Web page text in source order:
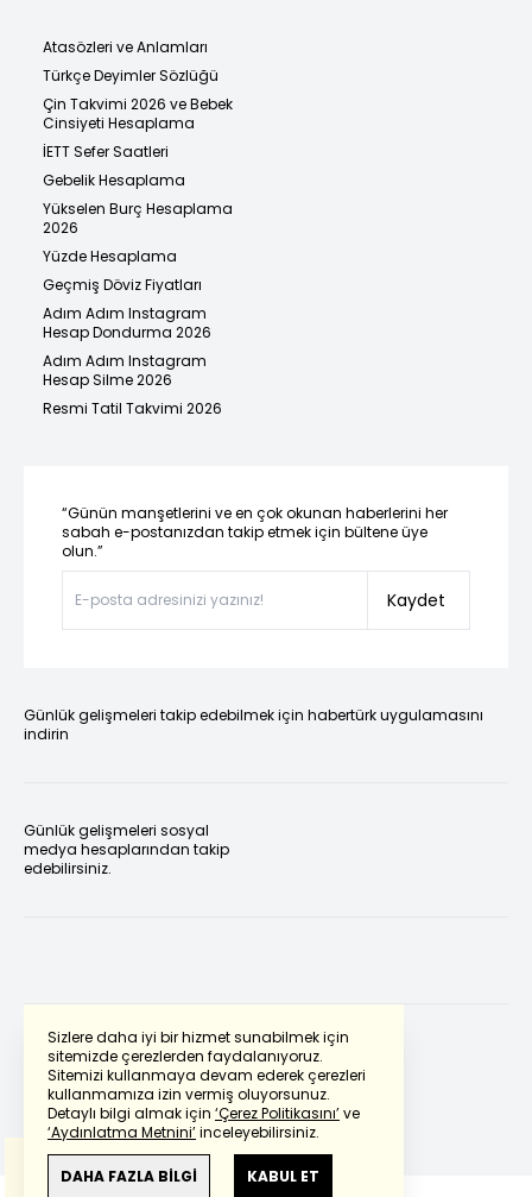
Sizlere daha iyi bir hizmet sunabilmek için
sitemizde çerezlerden faydalanıyoruz.
Sitemizi kullanmaya devam ederek çerezleri
kullanmamıza izin vermiş oluyorsunuz.
Detaylı bilgi almak için ‘Çerez Politikasını’ve
‘Aydınlatma Metnini’inceleyebilirsiniz.
DAHA FAZLA BİLGİ KABUL ET
Atasözleri ve Anlamları
Türkçe Deyimler Sözlüğü
Çin Takvimi 2026 ve Bebek
Cinsiyeti Hesaplama
İETT Sefer Saatleri
Gebelik Hesaplama
Yükselen Burç Hesaplama
2026
Yüzde Hesaplama
Geçmiş Döviz Fiyatları
Adım Adım Instagram
Hesap Dondurma 2026
Adım Adım Instagram
Hesap Silme 2026
Resmi Tatil Takvimi 2026
“Günün manşetlerini ve en çok okunan haberlerini her
sabah e-postanızdan takip etmek için bültene üye
olun.”
Kaydet
Günlük gelişmeleri takip edebilmek için habertürk uygulamasını
indirin
Günlük gelişmeleri sosyal
medya hesaplarından takip
edebilirsiniz.
Powered by Translate
Bu çevirideGoogle Transletekullanılmıştır.
Anlam ve çeviri hatalarından
haberturk.com